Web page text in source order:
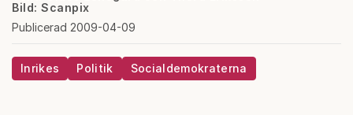
Bild: Scanpix
Publicerad 2009-04-09
Inrikes Politik Socialdemokraterna